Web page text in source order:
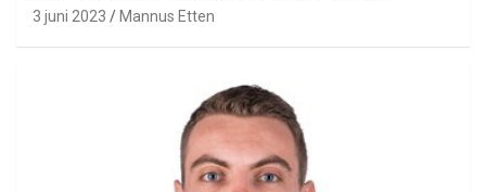
3 juni 2023 Mannus Etten